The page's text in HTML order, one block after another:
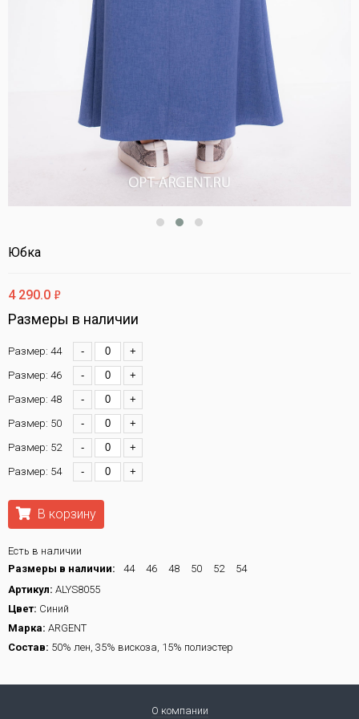
Юбка
4 290.0 ф
Размеры в наличии
Размер: 44 -
+
Размер: 46
-
+
Размер: 48
-
+
Размер: 50
-
+
Размер: 52
-
+
Размер: 54
- +
В корзину
Есть в наличии
Размеры в наличии:
44 46 48 50 52
54
Артикул: ALYS8055
Цвет: Синий
Марка: ARGENT
Состав: 50% лен, 35% вискоза, 15% полиэстер
О компании